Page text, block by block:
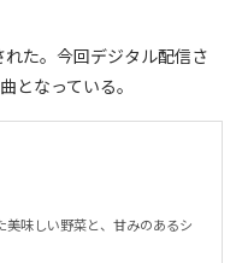
れた。今回デジタル配信さ
となっている。
味しい野菜と、甘みのあるシ